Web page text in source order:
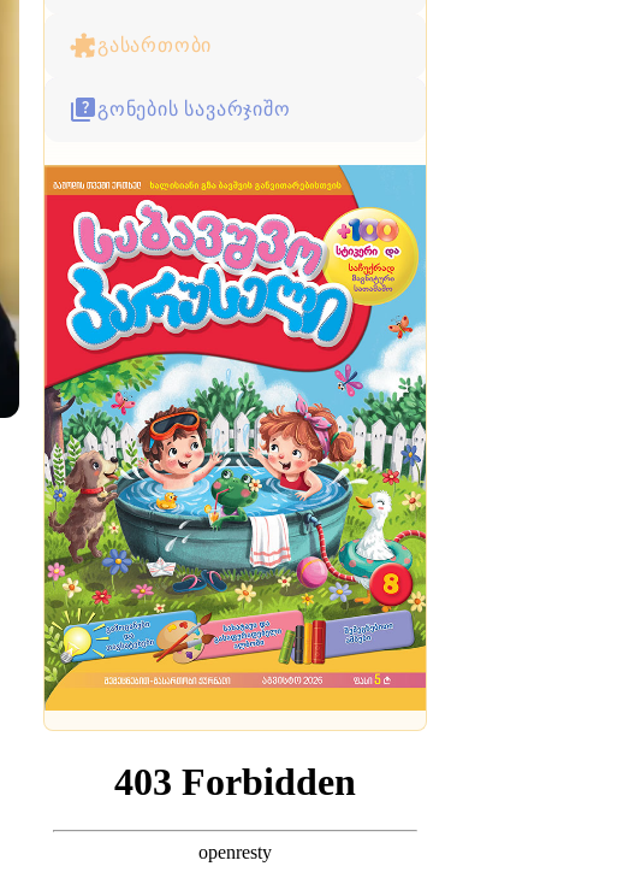
გასართობი
გონების სავარჯიშო